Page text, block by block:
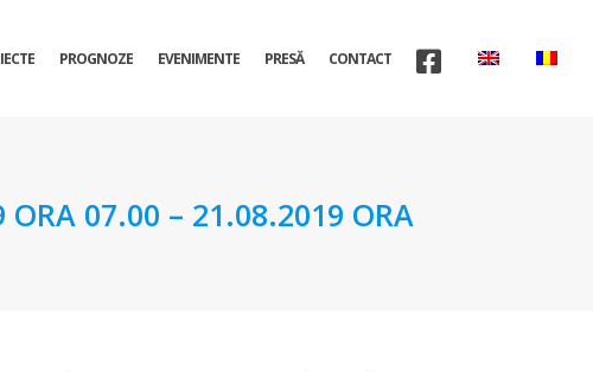
PROGNOZE EVENIMENTE PRESĂ CONTACT
ORA 07.00 – 21.08.2019 ORA